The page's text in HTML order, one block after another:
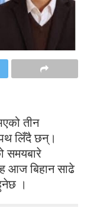
तीन
लिँदै छन्।
समयबारे
आज बिहान साढे
।